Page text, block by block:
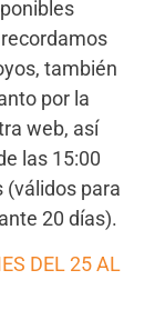
también
por la
web, así
las 15:00
(válidos para
20 días).
DEL 25 AL